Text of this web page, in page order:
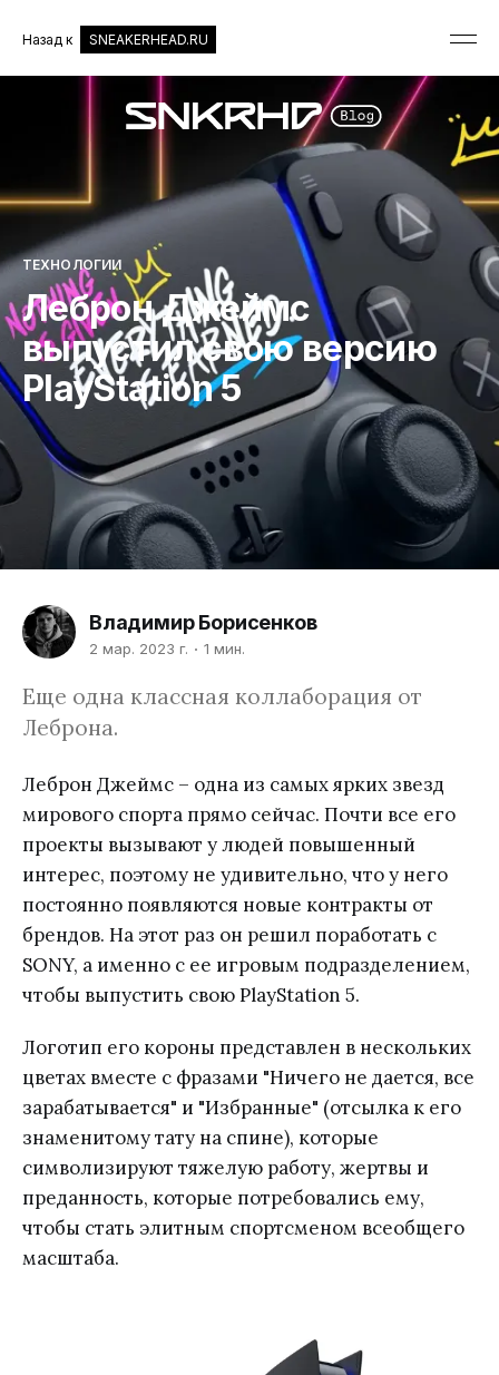
Назад к SNEAKERHEAD.RU
ТЕХНОЛОГИИ
Леброн Джеймс
выпустил свою версию
PlayStation 5
Владимир Борисенков
2 мар. 2023 г. 1 мин.
Еще одна классная коллаборация от
Леброна.
Леброн Джеймс – одна из самых ярких звезд
мирового спорта прямо сейчас. Почти все его
проекты вызывают у людей повышенный
интерес, поэтому не удивительно, что у него
постоянно появляются новые контракты от
брендов. На этот раз он решил поработать с
SONY, а именно с ее игровым подразделением,
чтобы выпустить свою PlayStation 5.
Логотип его короны представлен в нескольких
цветах вместе с фразами "Ничего не дается, все
зарабатывается" и "Избранные" (отсылка к его
знаменитому тату на спине), которые
символизируют тяжелую работу, жертвы и
преданность, которые потребовались ему,
чтобы стать элитным спортсменом всеобщего
масштаба.